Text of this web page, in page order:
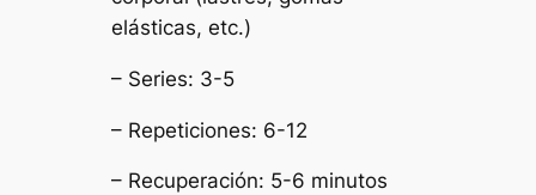
elásticas, etc.)
– Series: 3-5
– Repeticiones: 6-12
– Recuperación: 5-6 minutos